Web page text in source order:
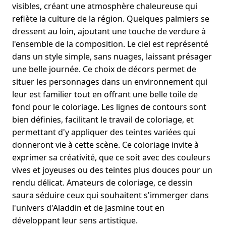
visibles, créant une atmosphère chaleureuse qui
reflète la culture de la région. Quelques palmiers se
dressent au loin, ajoutant une touche de verdure à
l'ensemble de la composition. Le ciel est représenté
dans un style simple, sans nuages, laissant présager
une belle journée. Ce choix de décors permet de
situer les personnages dans un environnement qui
leur est familier tout en offrant une belle toile de
fond pour le coloriage. Les lignes de contours sont
bien définies, facilitant le travail de coloriage, et
permettant d'y appliquer des teintes variées qui
donneront vie à cette scène. Ce coloriage invite à
exprimer sa créativité, que ce soit avec des couleurs
vives et joyeuses ou des teintes plus douces pour un
rendu délicat. Amateurs de coloriage, ce dessin
saura séduire ceux qui souhaitent s'immerger dans
l'univers d'Aladdin et de Jasmine tout en
développant leur sens artistique.